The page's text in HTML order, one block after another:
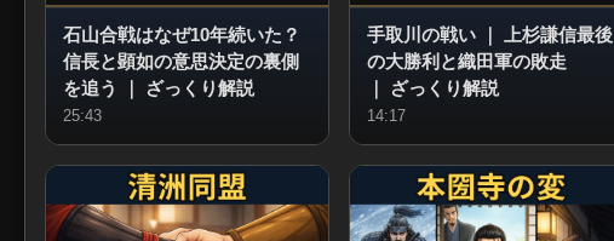
石山合戦はなぜ10年続いた？
信長と顕如の意思決定の裏側
を追う
｜ ざっくり解説
25:43
手取川の戦い ｜
上杉謙信最後
の大勝利と織田軍の敗走
｜
ざっくり解説
14:17